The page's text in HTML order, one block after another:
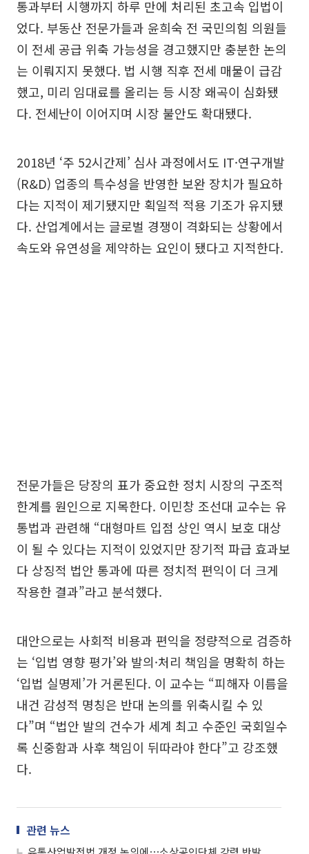
통과부터 시행까지 하루 만에 처리된 초고속 입법이
었다. 부동산 전문가들과 윤희숙 전 국민의힘 의원들
이 전세 공급 위축 가능성을 경고했지만 충분한 논의
는 이뤄지지 못했다. 법 시행 직후 전세 매물이 급감
했고, 미리 임대료를 올리는 등 시장 왜곡이 심화됐
다. 전세난이 이어지며 시장 불안도 확대됐다.
2018년 ‘주 52시간제’ 심사 과정에서도 IT·연구개발
(R&D) 업종의 특수성을 반영한 보완 장치가 필요하
다는 지적이 제기됐지만 획일적 적용 기조가 유지됐
다. 산업계에서는 글로벌 경쟁이 격화되는 상황에서
속도와 유연성을 제약하는 요인이 됐다고 지적한다.
전문가들은 당장의 표가 중요한 정치 시장의 구조적
한계를 원인으로 지목한다. 이민창 조선대 교수는 유
통법과 관련해 “대형마트 입점 상인 역시 보호 대상
이 될 수 있다는 지적이 있었지만 장기적 파급 효과보
다 상징적 법안 통과에 따른 정치적 편익이 더 크게
작용한 결과”라고 분석했다.
대안으로는 사회적 비용과 편익을 정량적으로 검증하
는 ‘입법 영향 평가’와 발의·처리 책임을 명확히 하는
‘입법 실명제’가 거론된다. 이 교수는 “피해자 이름을
내건 감성적 명칭은 반대 논의를 위축시킬 수 있
다”며 “법안 발의 건수가 세계 최고 수준인 국회일수
록 신중함과 사후 책임이 뒤따라야 한다”고 강조했
다.
관련 뉴스